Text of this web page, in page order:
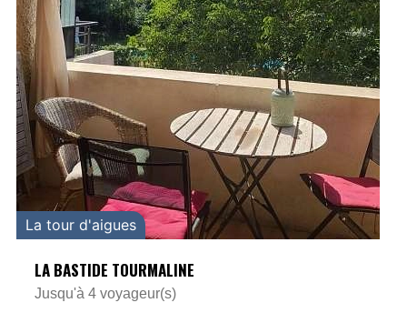
La tour d'aigues
LA BASTIDE TOURMALINE
Jusqu'à 4 voyageur(s)